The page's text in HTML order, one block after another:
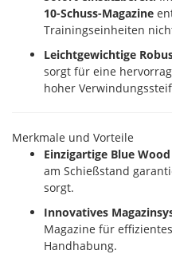
10-Schuss-Magazine
Trainingseinheiten
Leichtgewichtige
sorgt für eine
hoher
Merkmale und Vorteile
Einzigartige Blue
am Schießstand
sorgt.
Innovatives
Magazine für
Handhabung.